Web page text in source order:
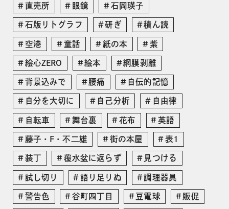
直売所 眼鏡 石岡瑛子
石版リトグラフ 研ぎ 積ん読
空港 童話 紙の本 紫
絵心ZERO 絵本 網膜剥離
背景込みで 腰痛 自伝的記憶
自分を大切に 自己分析 自由律
自転車 舞台裏 花布 英語
藤子・F・不二雄 街の本屋 表1
装丁 覆水盆に返らず 見つける
試し切り 語り足りぬ 調理器具
警告色 谷町四丁目 豆電球 販促